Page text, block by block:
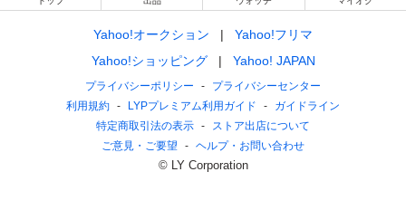
Yahoo!オークション
Yahoo!フリマ
Yahoo!ショッピング
Yahoo! JAPAN
プライバシーポリシー
プライバシーセンター
利用規約
LYPプレミアム利用ガイド
ガイドライン
特定商取引法の表示
ストア出店について
ご意見・ご要望
ヘルプ・お問い合わせ
© LY Corporation